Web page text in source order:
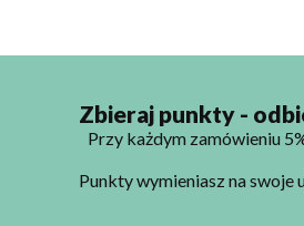
Zbieraj punkty -
Przy każdym zamówieniu
Punkty wymieniasz na swoje